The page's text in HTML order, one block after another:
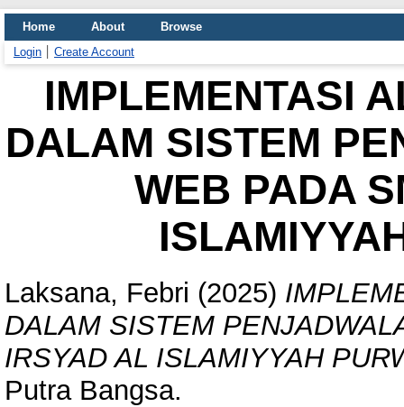
Home About
Browse
Login
Create Account
IMPLEMENTASI
DALAM SISTEM
WEB PADA
Laksana, Febri (2025)
DALAM SISTEM
IRSYAD AL ISLAMIYYAH
Putra Bangsa.